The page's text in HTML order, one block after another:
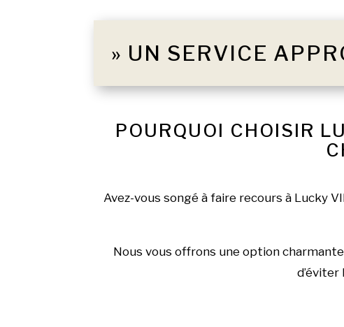
» UN SERVICE
POURQUOI CHOISIR
Avez-vous songé à faire recours à Lucky
Nous vous offrons une option